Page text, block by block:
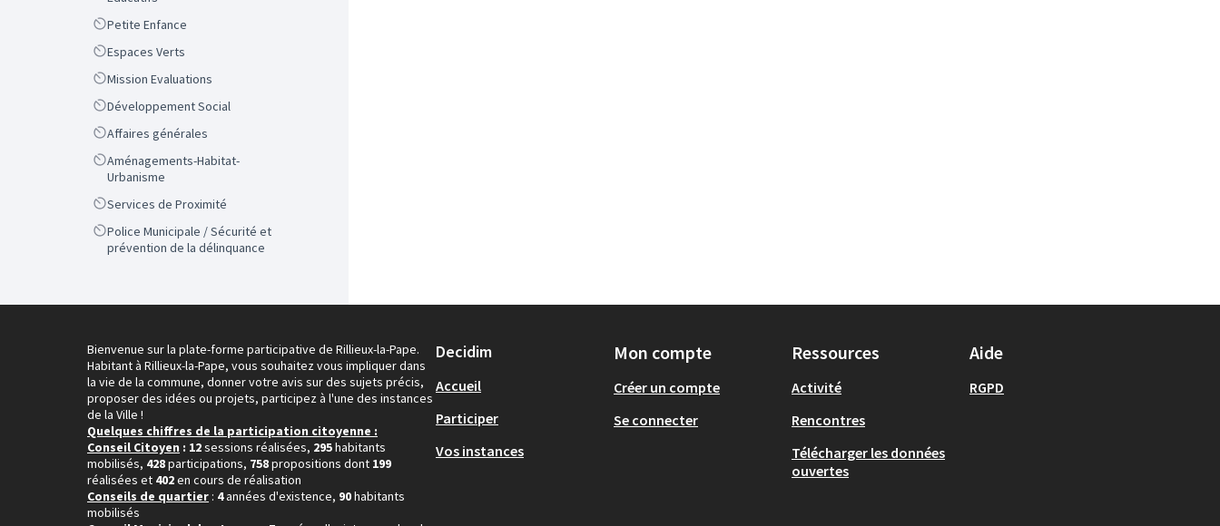
ScopePetite Enfance
ScopeEspaces Verts
ScopeMission Evaluations
ScopeDéveloppement Social
ScopeAffaires générales
Scope
Aménagements-Habitat-
Urbanisme
ScopeServices de Proximité
Scope
Police Municipale / Sécurité et
prévention de la délinquance
Bienvenue sur la plate-forme participative de Rillieux-la-Pape.
Habitant à Rillieux-la-Pape, vous souhaitez vous impliquer dans
la vie de la commune, donner votre avis sur des sujets précis,
proposer des idées ou projets, participez à l'une des instances
de la Ville !
Quelques chiffres de la participation citoyenne :
Conseil Citoyen : 12sessions réalisées, 295habitants
mobilisés, 428participations, 758propositions dont 199
réalisées et 402en cours de réalisation
Conseils de quartier : 4années d'existence, 90habitants
mobilisés
Decidim
Accueil
Participer
Vos instances
Mon compte
Créer un compte
Se connecter
Ressources
Activité
Rencontres
Télécharger les données
ouvertes
Aide
RGPD